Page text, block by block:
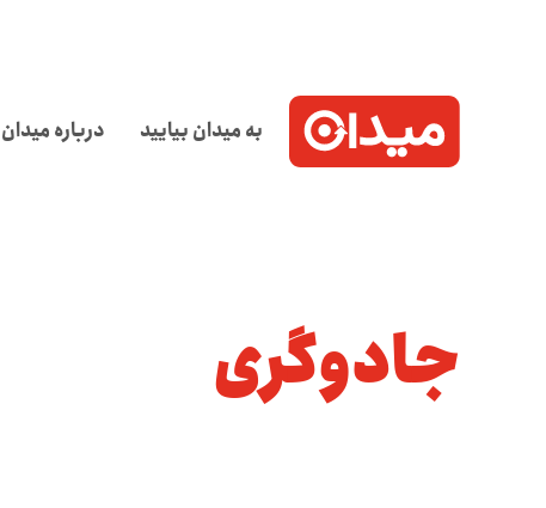
به میدان بیایید درباره میدان
جادوگری